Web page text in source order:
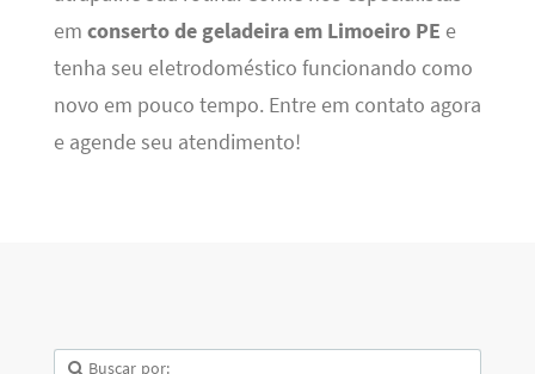
em conserto de geladeira em Limoeiro PE e
tenha seu eletrodoméstico funcionando como
novo em pouco tempo. Entre em contato agora
e agende seu atendimento!